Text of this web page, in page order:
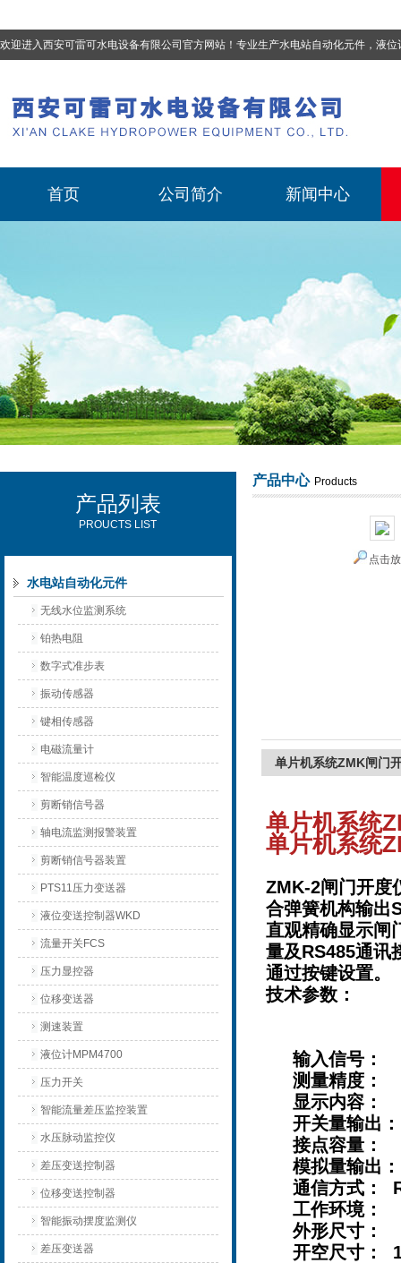
欢迎进入西安可雷可水电设备有限公司官方网站！专业生产水电站自动化元件，液位计、流量计、压力变送器、油混水控制器、温度传感器、电磁阀球阀蝶阀、测速装置、位移
西安可雷可水电设备有限公司
首页 公司简介 新闻中心
产品列表
PROUCTS LIST
水电站自动化元件
无线水位监测系统
铂热电阻
数字式准步表
振动传感器
键相传感器
电磁流量计
智能温度巡检仪
剪断销信号器
轴电流监测报警装置
剪断销信号器装置
PTS11压力变送器
液位变送控制器WKD
流量开关FCS
压力显控器
位移变送器
测速装置
液位计MPM4700
压力开关
智能流量差压监控装置
水压脉动监控仪
差压变送控制器
位移变送控制器
智能振动摆度监测仪
差压变送器
产品中心 Products
点击
单片机系统ZMK闸门
单片机系统
单片机系统
ZMK-2闸门开度
合弹簧机构输出
直观精确显示闸
量及RS485通讯
通过按键设置。
技术参数：
输入信号：
测量精度：
显示内容：
开关量输出：
接点容量：
模拟量输出
通信方式：
工作环境：
外形尺寸：
开空尺寸：